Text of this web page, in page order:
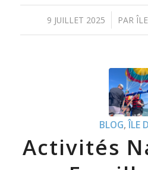
9 JUILLET 2025
/ PAR
BLOG,ÎLE
Activités